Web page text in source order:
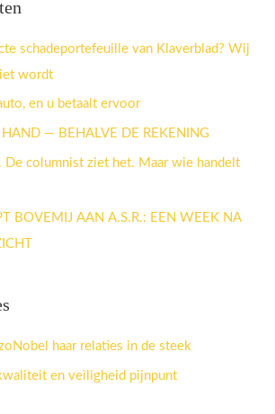
schadeportefeuille van Klaverblad? Wij
wordt
en u betaalt ervoor
— BEHALVE DE REKENING
De columnist ziet het. Maar wie handelt
BOVEMIJ AAN A.S.R.: EEN WEEK NA
haar relaties in de steek
en veiligheid pijnpunt